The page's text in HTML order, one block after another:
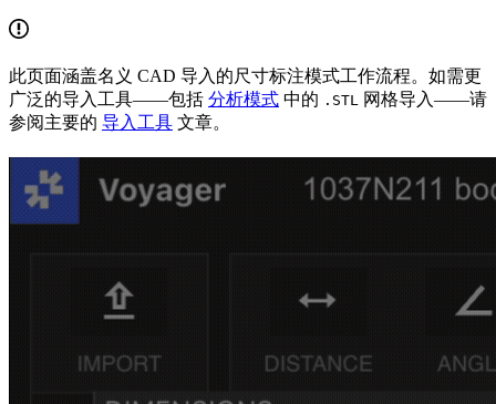
此页面涵盖名义 CAD 导入的尺寸标注模式工作流程。如需更
广泛的导入工具——包括 分析模式 中的 .STL
网格导入——请
参阅主要的 导入工具 文章。